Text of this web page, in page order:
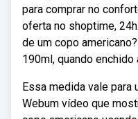
para comprar no
oferta no shoptime,
de um copo
190ml, quando enchido
Essa medida vale para
Webum vídeo que